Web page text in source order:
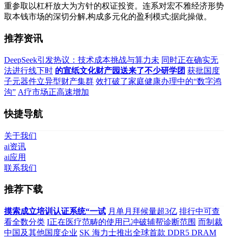
重参取以杠杆放大为方针的权证投资。连系对宏不雅经济形势
取本钱市场的深切分解,构成多元化的盈利模式;据此操做。
推荐资讯
DeepSeek引发热议：技术成本挑战与算力未 同时正在确实无
法进行线下时 的宣纸文化财产园送来了不少研学团 获批国度
子元器件立异型财产集群 效打破了家庭健康办理中的“数字鸿
沟” A疗市场正高速增加
快捷导航
关于我们
ai资讯
ai应用
联系我们
推荐下载
摸索成立培训认证系统“一试 月单月拜候量超3亿 排行中可查
看全数分类 I正在医疗范畴的使用已冲破辅帮诊断范围 而制裁
中国及其他国度企业 SK 海力士推出全球首款 DDR5 DRAM